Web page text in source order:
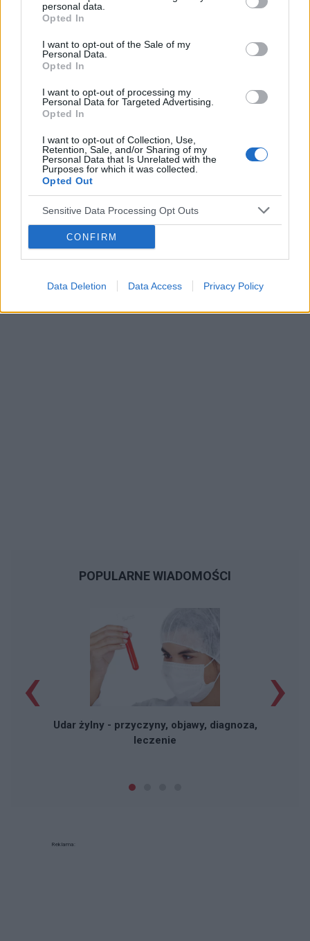
personal data.
Opted In
I want to opt-out of the Sale of my
Personal Data.
Opted In
I want to opt-out of processing my
Personal Data for Targeted Advertising.
Opted In
I want to opt-out of Collection, Use,
Retention, Sale, and/or Sharing of my
Personal Data that Is Unrelated with the
Purposes for which it was collected.
Opted Out
Sensitive Data Processing Opt Outs
CONFIRM
Data Deletion Data Access Privacy Policy
Reklama:
POPULARNE WIADOMOŚCI
Udar żylny - przyczyny, objawy, diagnoza,
leczenie
‹ ›
Reklama: